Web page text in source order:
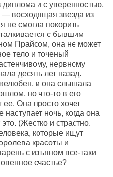
диплома и с уверенностью,
восходящая звезда из
не смогла покорить
с бывшим
Прайсом, она не может
тело и точеный
нервному
десять лет назад.
и она слышала
но что-то в его
ее. Она просто хочет
ночь, когда она
(Жестко и страстно.
которые ищут
красоты и
с изъяном все-таки
счастье?